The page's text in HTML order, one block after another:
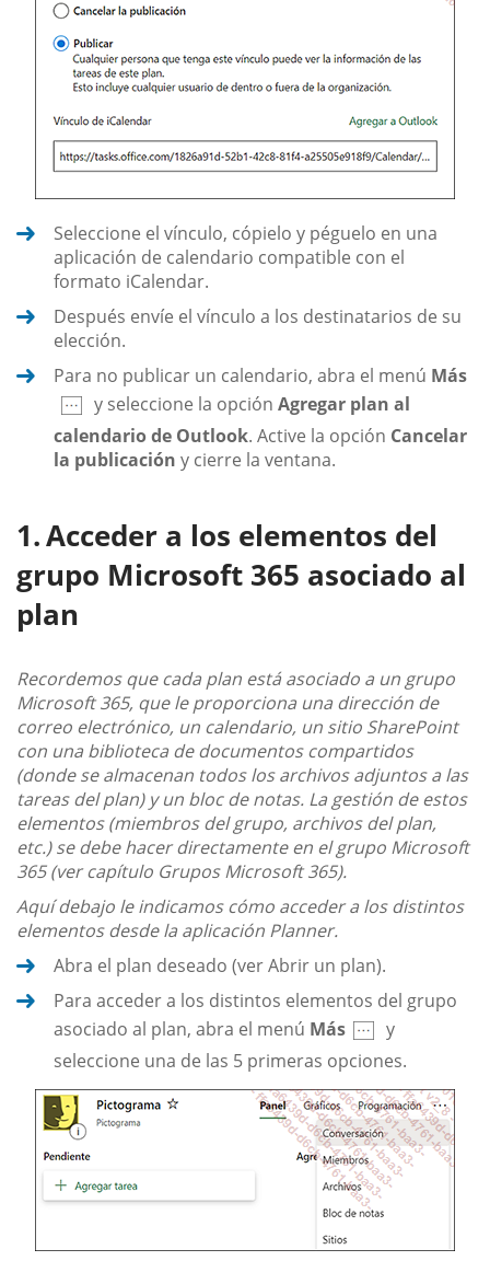
Seleccione el vínculo, cópielo y péguelo en una
aplicación de calendario compatible con el
formato iCalendar.
Después envíe el vínculo a los destinatarios de su
elección.
Para no publicar un calendario, abra el menú Más
y seleccione la opción Agregar plan al
calendario de Outlook. Active la opción Cancelar
la publicación y cierre la ventana.
Acceder a los elementos del
grupo Microsoft 365 asociado al
plan
Recordemos que cada plan está asociado a un grupo
Microsoft 365, que le proporciona una dirección de
correo electrónico, un calendario, un sitio SharePoint
con una biblioteca de documentos compartidos
(donde se almacenan todos los archivos adjuntos a las
tareas del plan) y un bloc de notas. La gestión de estos
elementos (miembros del grupo, archivos del plan,
etc.) se debe hacer directamente en el grupo Microsoft
365 (ver capítulo Grupos Microsoft 365).
Aquí debajo le indicamos cómo acceder a los distintos
elementos desde la aplicación Planner.
Abra el plan deseado (ver Abrir un plan).
Para acceder a los distintos elementos del grupo
asociado al plan, abra el menú Más
y
seleccione una de las 5 primeras opciones.